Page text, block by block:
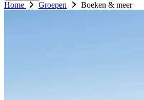
Home Groepen Boeken & meer